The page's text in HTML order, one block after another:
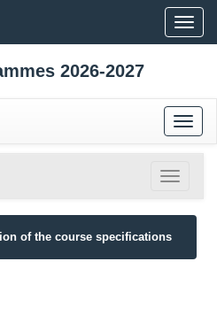
Toggle
2026-2027
Toggle
Toggle
of the course specifications